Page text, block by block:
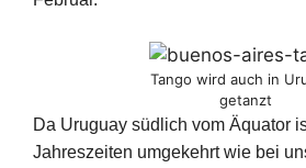
Tango wird auch in
getanzt
Da Uruguay südlich vom Äquator
Jahreszeiten umgekehrt wie bei